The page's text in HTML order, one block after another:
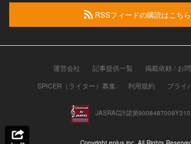
RSSフィードの購読はこちら
運営会社 記事提供一覧
掲載依頼 / お
SPICER（ライター）募集
利用規約 プライ
JASRAC許諾第